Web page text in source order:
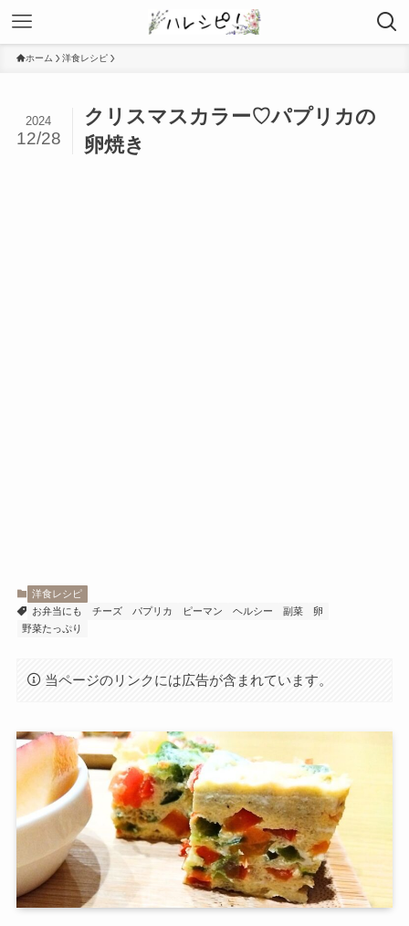
ホーム 洋食レシピ
クリスマスカラー♡パプリカの
卵焼き
2024
12/28
洋食レシピ
お弁当にも
チーズ パプリカ ピーマン ヘルシー 副菜
卵
野菜たっぷり
当ページのリンクには広告が含まれています。